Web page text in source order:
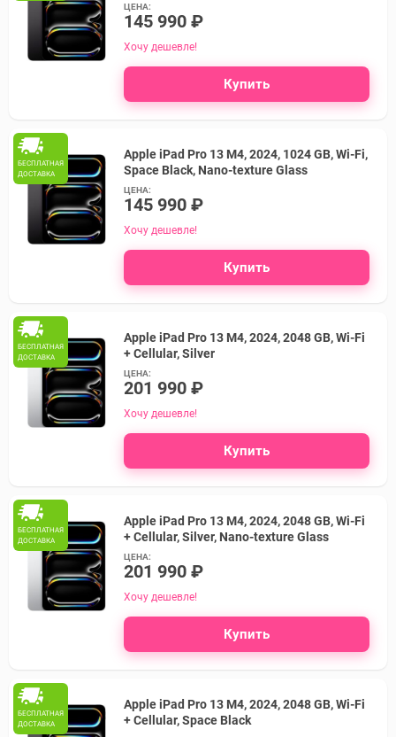
ЦЕНА:
145 990 ₽
Хочу дешевле!
Купить
БЕСПЛАТНАЯ
ДОСТАВКА
Apple iPad Pro 13 M4, 2024, 1024 GB, Wi-Fi,
Space Black, Nano-texture Glass
ЦЕНА:
145 990 ₽
Хочу дешевле!
Купить
БЕСПЛАТНАЯ
ДОСТАВКА
Apple iPad Pro 13 M4, 2024, 2048 GB, Wi-Fi
+ Cellular, Silver
ЦЕНА:
201 990 ₽
Хочу дешевле!
Купить
БЕСПЛАТНАЯ
ДОСТАВКА
Apple iPad Pro 13 M4, 2024, 2048 GB, Wi-Fi
+ Cellular, Silver, Nano-texture Glass
ЦЕНА:
201 990 ₽
Хочу дешевле!
Купить
БЕСПЛАТНАЯ
ДОСТАВКА
Apple iPad Pro 13 M4, 2024, 2048 GB, Wi-Fi
+ Cellular, Space Black